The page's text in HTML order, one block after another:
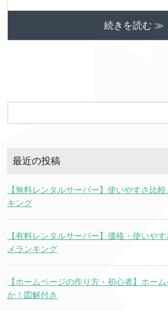
続きを読む ≫
最近の投稿
【無料レンタルサーバー】使いやすさ比
キング
【有料レンタルサーバー】価格・使いや
メランキング
【ホームページの作り方・初心者】ホー
か！図解付き